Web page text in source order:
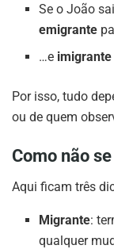
Se o João
emigrante
…e imigrante
Por isso, tudo
ou de quem
Como não
Aqui ficam três
Migrante:
qualquer